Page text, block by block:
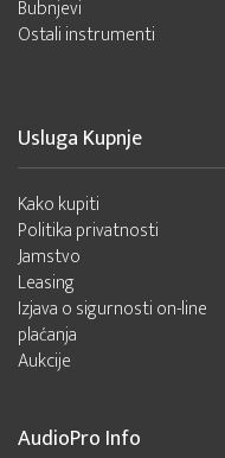
Bubnjevi
Ostali instrumenti
Usluga Kupnje
Kako kupiti
Politika privatnosti
Jamstvo
Leasing
Izjava o sigurnosti on-line
plaćanja
Aukcije
AudioPro Info